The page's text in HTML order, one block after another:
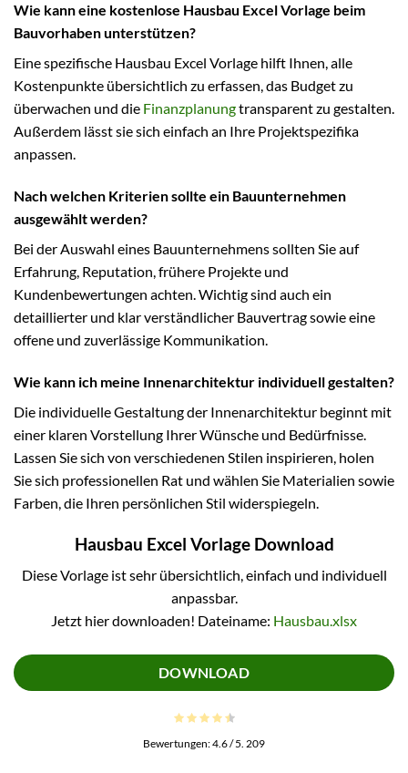
Wie kann eine kostenlose Hausbau Excel Vorlage beim
Bauvorhaben unterstützen?
Eine spezifische Hausbau Excel Vorlage hilft Ihnen, alle
Kostenpunkte übersichtlich zu erfassen, das Budget zu
überwachen und die Finanzplanungtransparent zu gestalten.
Außerdem lässt sie sich einfach an Ihre Projektspezifika
anpassen.
Nach welchen Kriterien sollte ein Bauunternehmen
ausgewählt werden?
Bei der Auswahl eines Bauunternehmens sollten Sie auf
Erfahrung, Reputation, frühere Projekte und
Kundenbewertungen achten. Wichtig sind auch ein
detaillierter und klar verständlicher Bauvertrag sowie eine
offene und zuverlässige Kommunikation.
Wie kann ich meine Innenarchitektur individuell gestalten?
Die individuelle Gestaltung der Innenarchitektur beginnt mit
einer klaren Vorstellung Ihrer Wünsche und Bedürfnisse.
Lassen Sie sich von verschiedenen Stilen inspirieren, holen
Sie sich professionellen Rat und wählen Sie Materialien sowie
Farben, die Ihren persönlichen Stil widerspiegeln.
Hausbau Excel Vorlage Download
Diese Vorlage ist sehr übersichtlich, einfach und individuell
anpassbar.
Jetzt hier downloaden! Dateiname: Hausbau.xlsx
DOWNLOAD
Bewertungen:4.6/ 5. 209